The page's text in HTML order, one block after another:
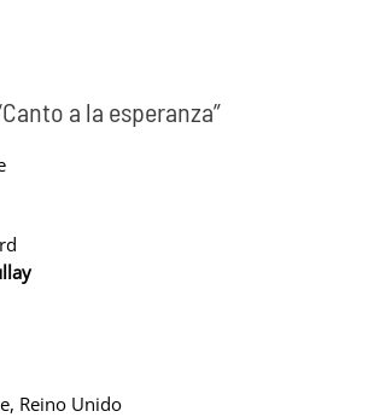
a la esperanza”
Reino Unido